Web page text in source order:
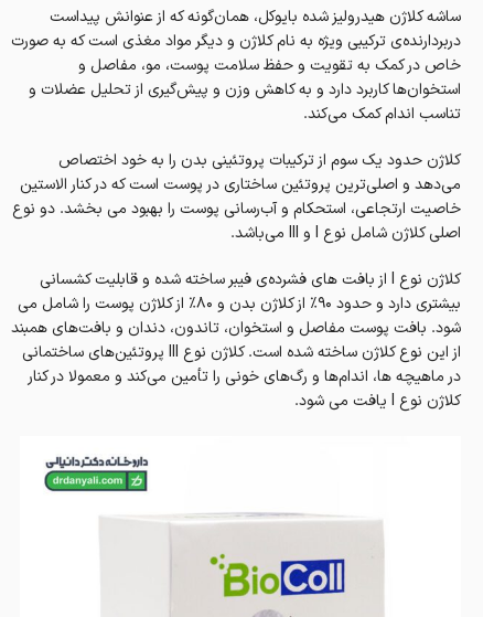
ساشه کلاژن هیدرولیز شده‌ بایوکل، همان‌گونه که از عنوانش پیداست
دربردارنده‌ی ترکیبی ویژه به نام کلاژن و دیگر مواد مغذی است که به صورت
خاص در کمک به تقویت و حفظ سلامت پوست، مو، مفاصل و
استخوان‌ها کاربرد دارد و به کاهش وزن و پیش‌گیری‌ از تحلیل عضلات و
تناسب اندام کمک می‌کند‌.
کلاژن حدود یک سوم از ترکیبات پروتئینی بدن را به خود اختصاص
می‌دهد و اصلی‌ترین پروتئین ساختاری در پوست است که در کنار الاستین
خاصیت ارتجاعی، استحکام و آب‌رسانی پوست را بهبود می بخشد. دو نوع
اصلی کلاژن شامل نوع I و III می‌باشد.
کلاژن نوع I از بافت های فشرده‌ی فیبر ساخته شده و قابلیت کشسانی
بیشتری دارد و حدود ۹۰٪ از کلاژن بدن و ۸۰٪ از کلاژن پوست را شامل می
شود. بافت پوست مفاصل و استخوان، تاندون، دندان و بافت‌های همبند
از این نوع کلاژن ساخته شده است. کلاژن نوع III پروتئین‌های ساختمانی
در ماهیچه ها، اندام‌ها و رگ‌های خونی را تأمین می‌کند و معمولا در کنار
کلاژن نوع I یافت می شود.